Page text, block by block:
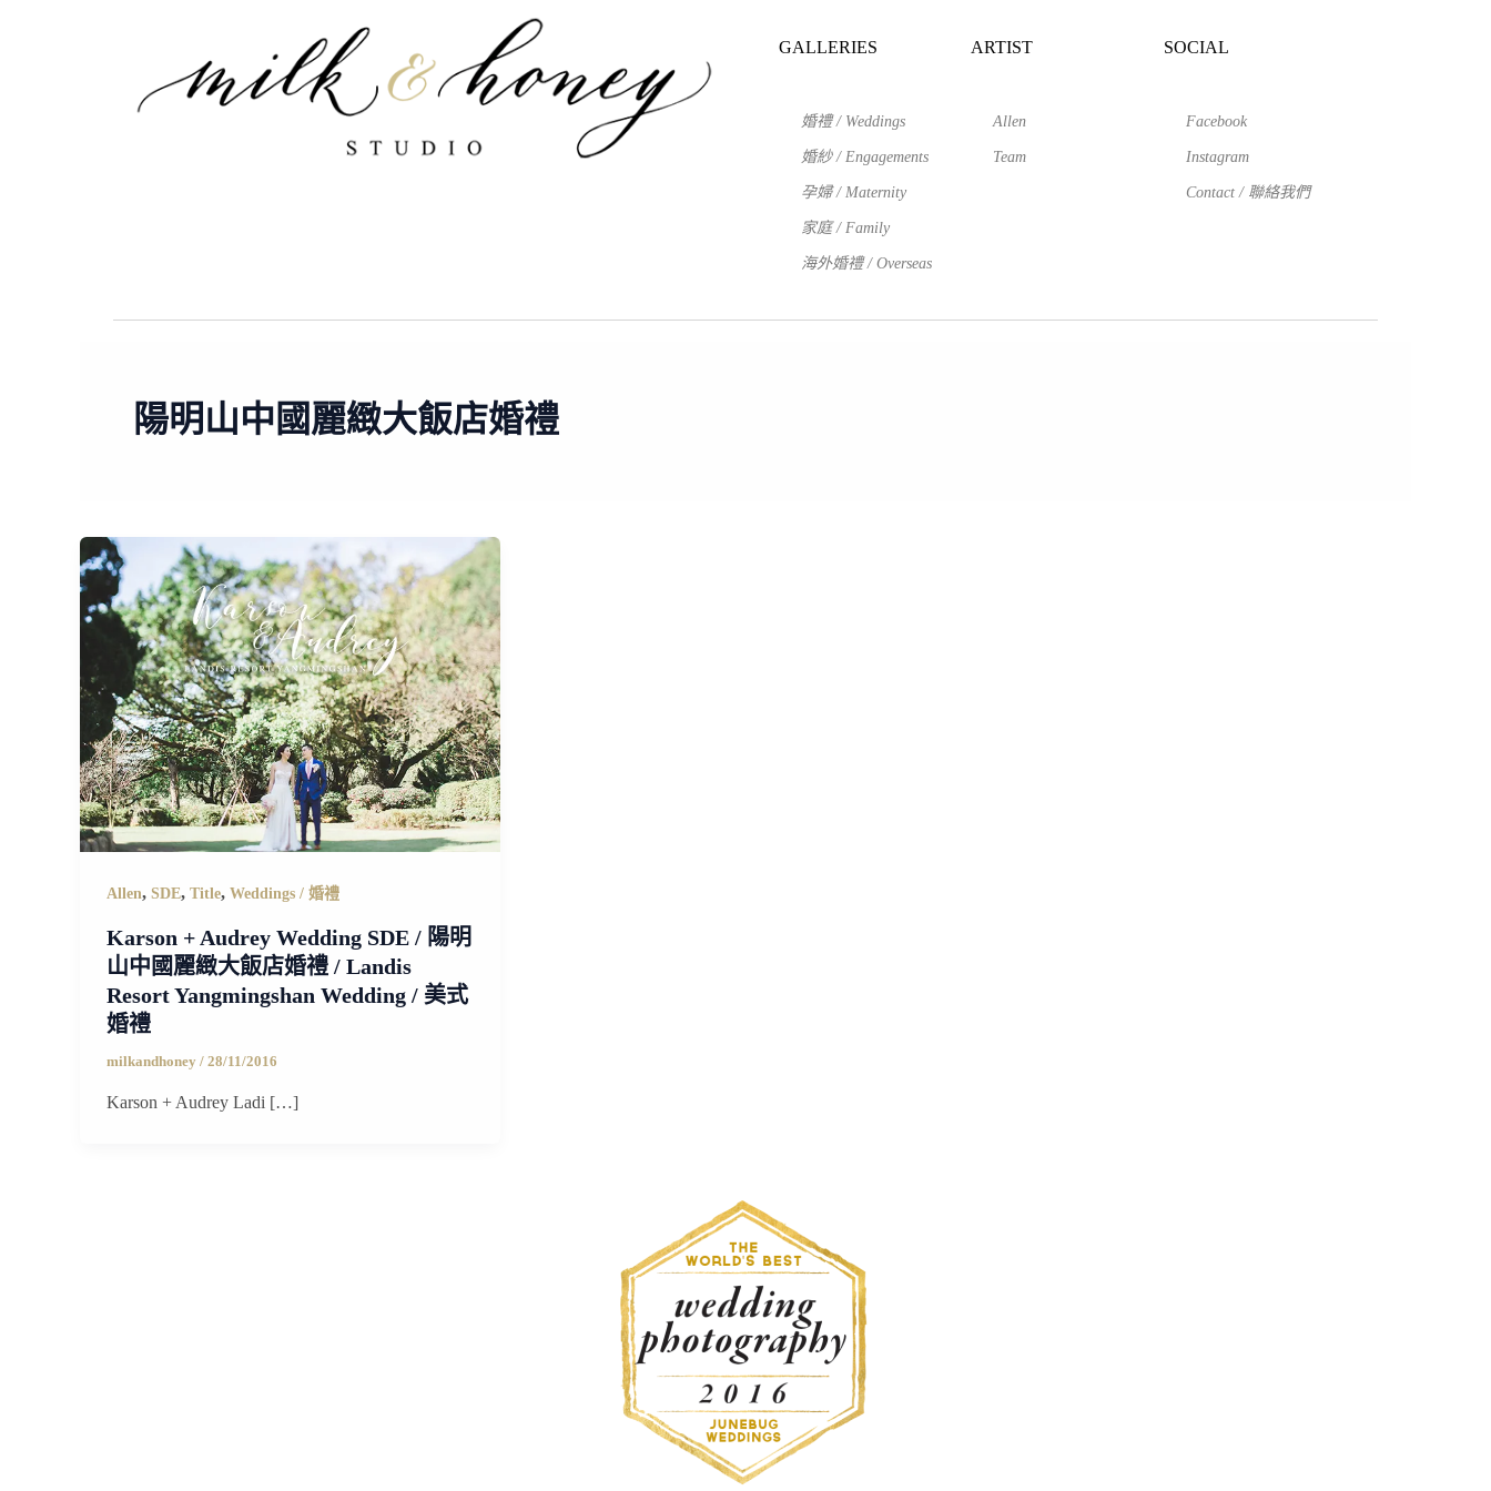
GALLERIES ARTIST SOCIAL
婚禮 / Weddings
婚紗 / Engagements
孕婦 / Maternity
家庭 / Family
海外婚禮 / Overseas
Allen
Team
Facebook
Instagram
Contact / 聯絡我們
陽明山中國麗緻大飯店婚禮
Allen, SDE, Title, Weddings / 婚禮
Karson + Audrey Wedding SDE / 陽明
山中國麗緻大飯店婚禮 / Landis
Resort Yangmingshan Wedding / 美式
婚禮
milkandhoney / 28/11/2016
Karson + Audrey Ladi […]